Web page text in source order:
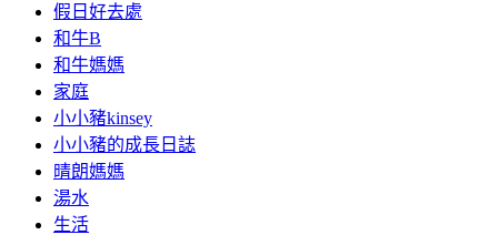
假日好去處
和牛B
和牛媽媽
家庭
小小豬kinsey
小小豬的成長日誌
晴朗媽媽
湯水
生活